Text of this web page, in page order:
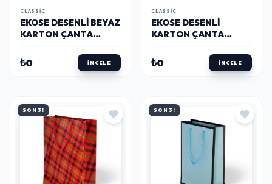
CLASSIC
EKOSE DESENLI BEYAZ
KARTON ÇANTA
₺0 İNCELE
CLASSIC
EKOSE DESENLI
KARTON ÇANTA
₺0 İNCELE
SON 3! SON 3!